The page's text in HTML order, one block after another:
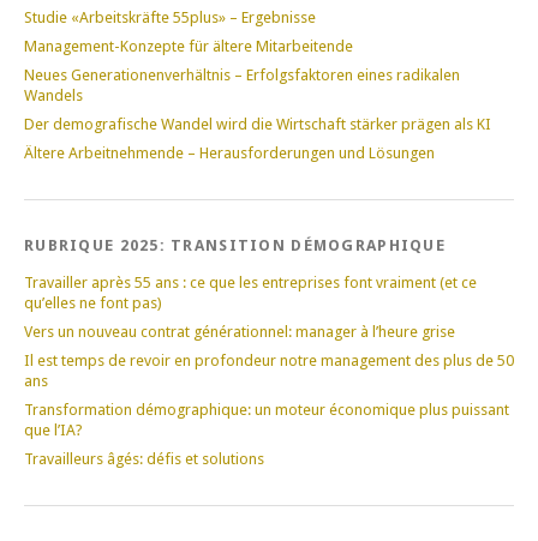
Studie «Arbeitskräfte 55plus» – Ergebnisse
Management-Konzepte für ältere Mitarbeitende
Neues Generationenverhältnis – Erfolgsfaktoren eines radikalen
Wandels
Der demografische Wandel wird die Wirtschaft stärker prägen als KI
Ältere Arbeitnehmende – Herausforderungen und Lösungen
RUBRIQUE 2025: TRANSITION DÉMOGRAPHIQUE
Travailler après 55 ans : ce que les entreprises font vraiment (et ce
qu’elles ne font pas)
Vers un nouveau contrat générationnel: manager à l’heure grise
Il est temps de revoir en profondeur notre management des plus de 50
ans
Transformation démographique: un moteur économique plus puissant
que l’IA?
Travailleurs âgés: défis et solutions